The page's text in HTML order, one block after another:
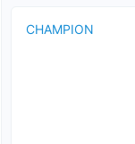
CHAMPION